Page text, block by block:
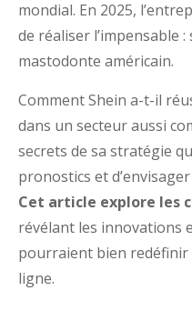
mondial. En 2025,
de réaliser l’impensable
mastodonte américain.
Comment Shein a-t-il
dans un secteur aussi
secrets de sa stratégie
pronostics et
Cet article explore les
révélant les innovations
pourraient bien redéfinir
ligne.